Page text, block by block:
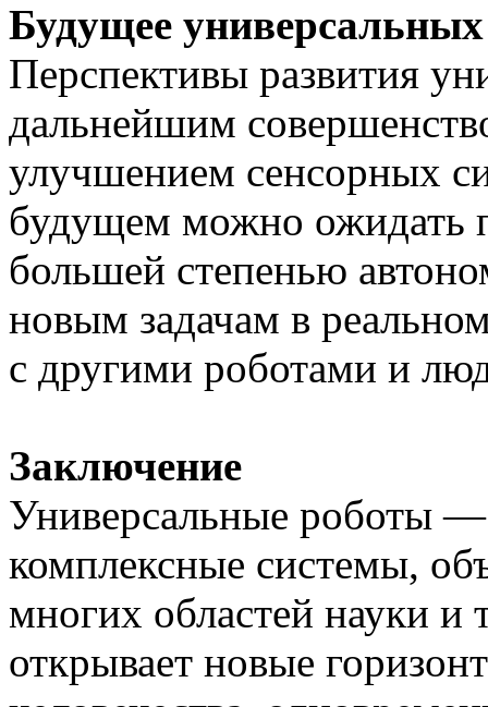
Будущее универсальных
Перспективы развития
дальнейшим
улучшением сенсорных
будущем можно ожидать
большей степенью
новым задачам в
с другими роботами и
Заключение
Универсальные роботы
комплексные системы,
многих областей науки и
открывает новые